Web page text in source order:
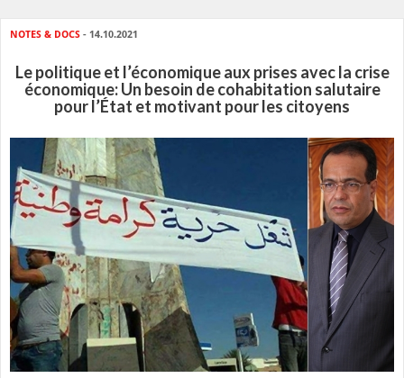
NOTES & DOCS - 14.10.2021
Le politique et l’économique aux prises avec la crise
économique: Un besoin de cohabitation salutaire
pour l’État et motivant pour les citoyens